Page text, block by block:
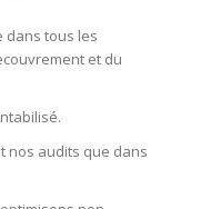
dans tous les
et du
nos audits que dans